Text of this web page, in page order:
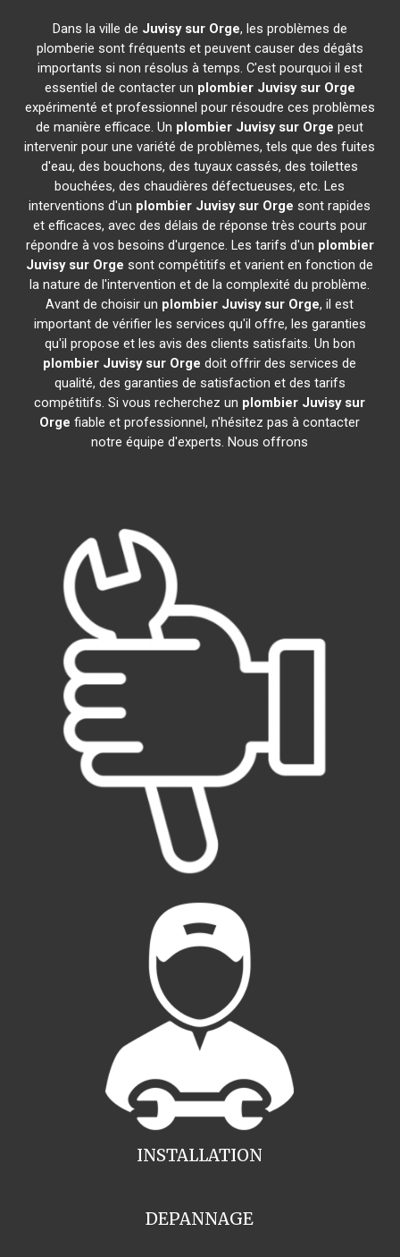
Dans la ville de Juvisy sur Orge, les problèmes de
plomberie sont fréquents et peuvent causer des dégâts
importants si non résolus à temps. C'est pourquoi il est
essentiel de contacter un plombier Juvisy sur Orge
expérimenté et professionnel pour résoudre ces problèmes
de manière efficace. Un plombier Juvisy sur Orge peut
intervenir pour une variété de problèmes, tels que des fuites
d'eau, des bouchons, des tuyaux cassés, des toilettes
bouchées, des chaudières défectueuses, etc. Les
interventions d'un plombier Juvisy sur Orge sont rapides
et efficaces, avec des délais de réponse très courts pour
répondre à vos besoins d'urgence. Les tarifs d'un plombier
Juvisy sur Orge sont compétitifs et varient en fonction de
la nature de l'intervention et de la complexité du problème.
Avant de choisir un plombier Juvisy sur Orge, il est
important de vérifier les services qu'il offre, les garanties
qu'il propose et les avis des clients satisfaits. Un bon
plombier Juvisy sur Orge doit offrir des services de
qualité, des garanties de satisfaction et des tarifs
compétitifs. Si vous recherchez un plombier Juvisy sur
Orge fiable et professionnel, n'hésitez pas à contacter
notre équipe d'experts. Nous offrons
INSTALLATION
DEPANNAGE